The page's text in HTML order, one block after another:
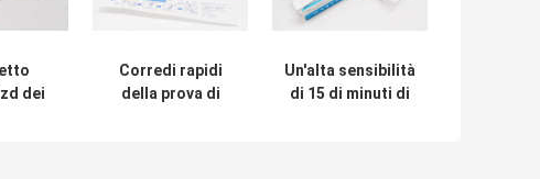
dei
Corredi rapidi
della prova di
Un'alta sensibilità
di 15 di minuti di